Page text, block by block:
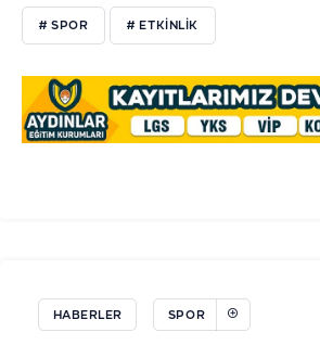
# SPOR # ETKİNLİK
HABERLER SPOR